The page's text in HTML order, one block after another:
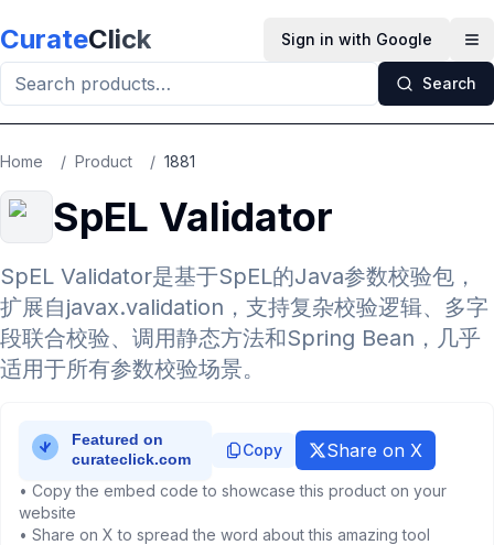
CurateClick Sign in with Google
Search
Home / Product / 1881
SpEL Validator
SpEL Validator是基于SpEL的Java参数校验包，
扩展自javax.validation，支持复杂校验逻辑、多字
段联合校验、调用静态方法和Spring Bean，几乎
适用于所有参数校验场景。
Copy Share on X
• Copy the embed code to showcase this product on your
website
• Share on X to spread the word about this amazing tool